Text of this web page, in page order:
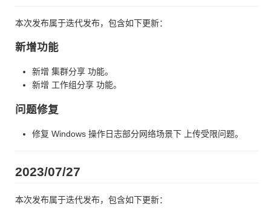
本次发布属于迭代发布，包含如下更新：
新增功能
新增 集群分享 功能。
新增 工作组分享 功能。
问题修复
修复 Windows 操作日志部分网络场景下 上传受限问题。
2023/07/27
本次发布属于迭代发布，包含如下更新：